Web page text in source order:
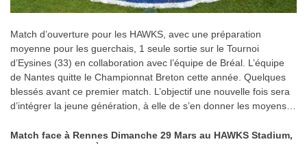
Match d’ouverture pour les HAWKS, avec une préparation
moyenne pour les guerchais, 1 seule sortie sur le Tournoi
d’Eysines (33) en collaboration avec l’équipe de Bréal. L’équipe
de Nantes quitte le Championnat Breton cette année. Quelques
blessés avant ce premier match. L’objectif une nouvelle fois sera
d’intégrer la jeune génération, à elle de s’en donner les moyens…
Match face à Rennes Dimanche 29 Mars au HAWKS Stadium,